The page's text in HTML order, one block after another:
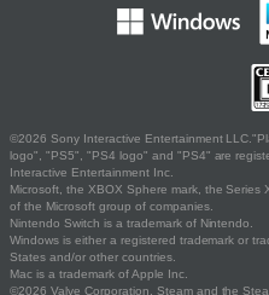
©2026 Sony Interactive Entertainment
logo", "PS5", "PS4 logo" and "PS4" are
Interactive Entertainment Inc.
Microsoft, the XBOX Sphere mark, the
of the Microsoft group of companies.
Nintendo Switch is a trademark of Nintendo.
Windows is either a registered trademark or
States and/or other countries.
Mac is a trademark of Apple Inc.
©2026 Valve Corporation. Steam and the